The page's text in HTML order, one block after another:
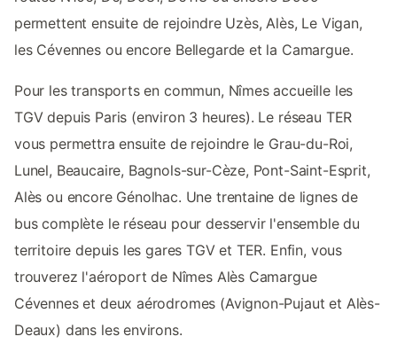
permettent ensuite de rejoindre Uzès, Alès, Le Vigan,
les Cévennes ou encore Bellegarde et la Camargue.
Pour les transports en commun, Nîmes accueille les
TGV depuis Paris (environ 3 heures). Le réseau TER
vous permettra ensuite de rejoindre le Grau-du-Roi,
Lunel, Beaucaire, Bagnols-sur-Cèze, Pont-Saint-Esprit,
Alès ou encore Génolhac. Une trentaine de lignes de
bus complète le réseau pour desservir l'ensemble du
territoire depuis les gares TGV et TER. Enfin, vous
trouverez l'aéroport de Nîmes Alès Camargue
Cévennes et deux aérodromes (Avignon-Pujaut et Alès-
Deaux) dans les environs.